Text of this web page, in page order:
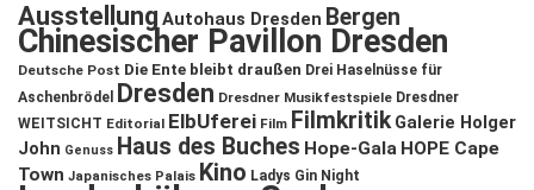
Ausstellung Autohaus Dresden Bergen
Chinesischer Pavillon Dresden
Deutsche Post Die Ente bleibt draußen Drei Haselnüsse für
Aschenbrödel
Dresden Dresdner Musikfestspiele Dresdner
WEITSICHT Editorial ElbUferei Film Filmkritik Galerie Holger
John Genuss Haus des Buches Hope-Gala HOPE Cape
Town Japanisches Palais Kino Ladys Gin Night